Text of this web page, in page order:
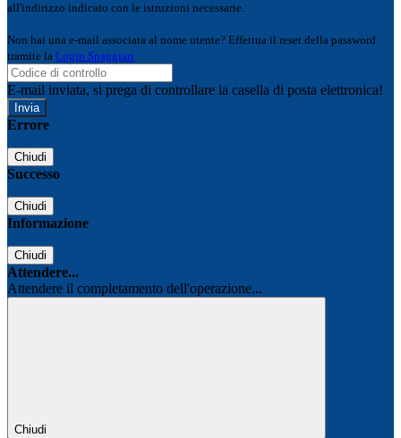
all'indirizzo indicato con le istruzioni necessarie.
Non hai una e-mail associata al nome utente? Effettua il reset della password
tramite la Login Spaggiari
E-mail inviata, si prega di controllare la casella di posta elettronica!
Errore
Chiudi
Successo
Chiudi
Informazione
Chiudi
Attendere...
Attendere il completamento dell'operazione...
Chiudi